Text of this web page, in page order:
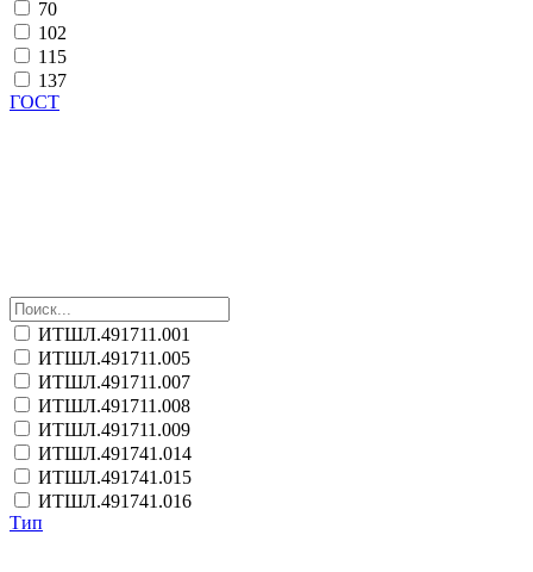
70
102
115
137
ГОСТ
ИТШЛ.491711.001
ИТШЛ.491711.005
ИТШЛ.491711.007
ИТШЛ.491711.008
ИТШЛ.491711.009
ИТШЛ.491741.014
ИТШЛ.491741.015
ИТШЛ.491741.016
Тип